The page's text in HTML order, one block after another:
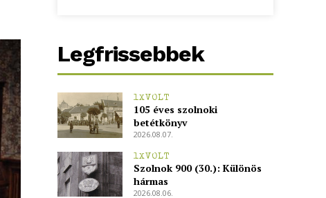
Legfrissebbek
1XVOLT
105 éves szolnoki
betétkönyv
2026.08.07.
1XVOLT
Szolnok 900 (30.): Különös
hármas
2026.08.06.